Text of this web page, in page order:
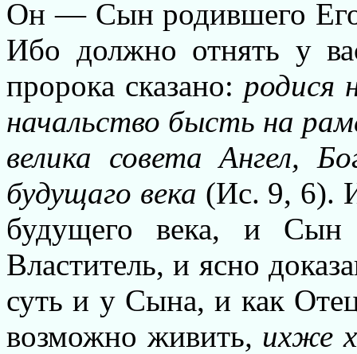
Он — Сын родившего
Ибо должно отнять у
пророка сказано: родися
начальство бысть на
велика совета Ангел,
будущаго века (Ис. 9, 6).
будущего века, и
Властитель, и ясно
суть и у Сына, и как
возможно живить, ихже